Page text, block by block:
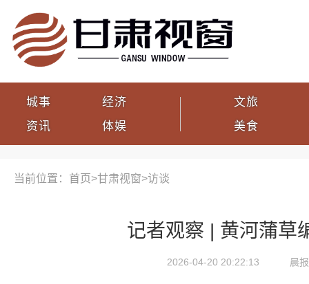
城事
资讯
经济
体娱
文旅
美食
当前位置：首页>甘肃视窗>访谈
记者观察 | 黄河蒲草
2026-04-20 20:22:13 晨